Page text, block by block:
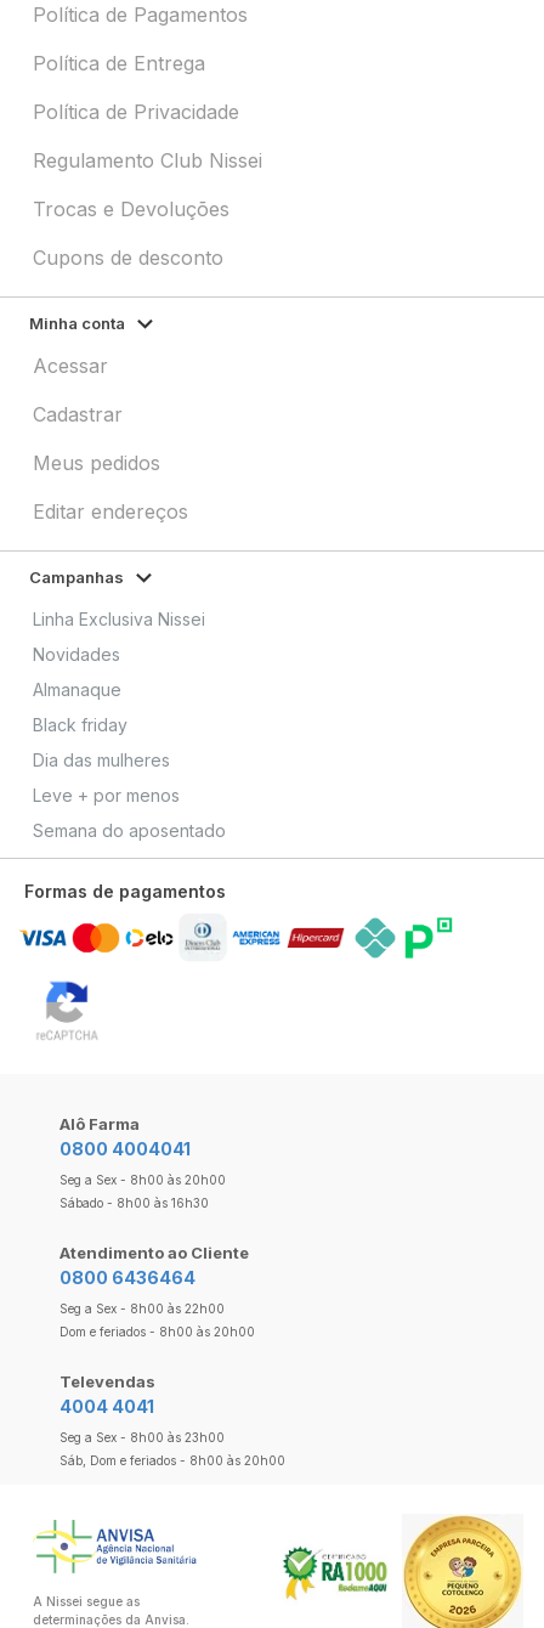
Política de Pagamentos
Política de Entrega
Política de Privacidade
Regulamento Club Nissei
Trocas e Devoluções
Cupons de desconto
Minha conta
Acessar
Cadastrar
Meus pedidos
Editar endereços
Campanhas
Linha Exclusiva Nissei
Novidades
Almanaque
Black friday
Dia das mulheres
Leve + por menos
Semana do aposentado
Formas de pagamentos
Alô Farma
0800 4004041
Seg a Sex - 8h00 às 20h00
Sábado - 8h00 às 16h30
Atendimento ao Cliente
0800 6436464
Seg a Sex - 8h00 às 22h00
Dom e feriados - 8h00 às 20h00
Televendas
4004 4041
Seg a Sex - 8h00 às 23h00
Sáb, Dom e feriados - 8h00 às 20h00
A Nissei segue as
determinações da Anvisa.